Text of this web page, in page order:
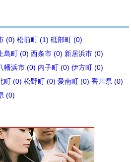
(0) 松前町 (1) 砥部町 (0)
上島町 (0) 西条市 (0) 新居浜市 (0)
幡浜市 (0) 内子町 (0) 伊方町 (0)
町 (0) 松野町 (0) 愛南町 (0) 香川県 (0)
(0)